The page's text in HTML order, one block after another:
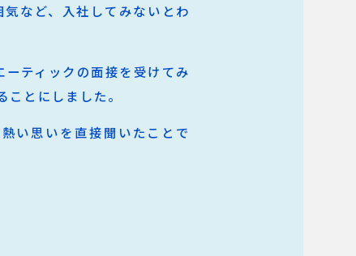
など、入社してみないとわ
ティックの面接を受けてみ
とにしました。
い思いを直接聞いたことで